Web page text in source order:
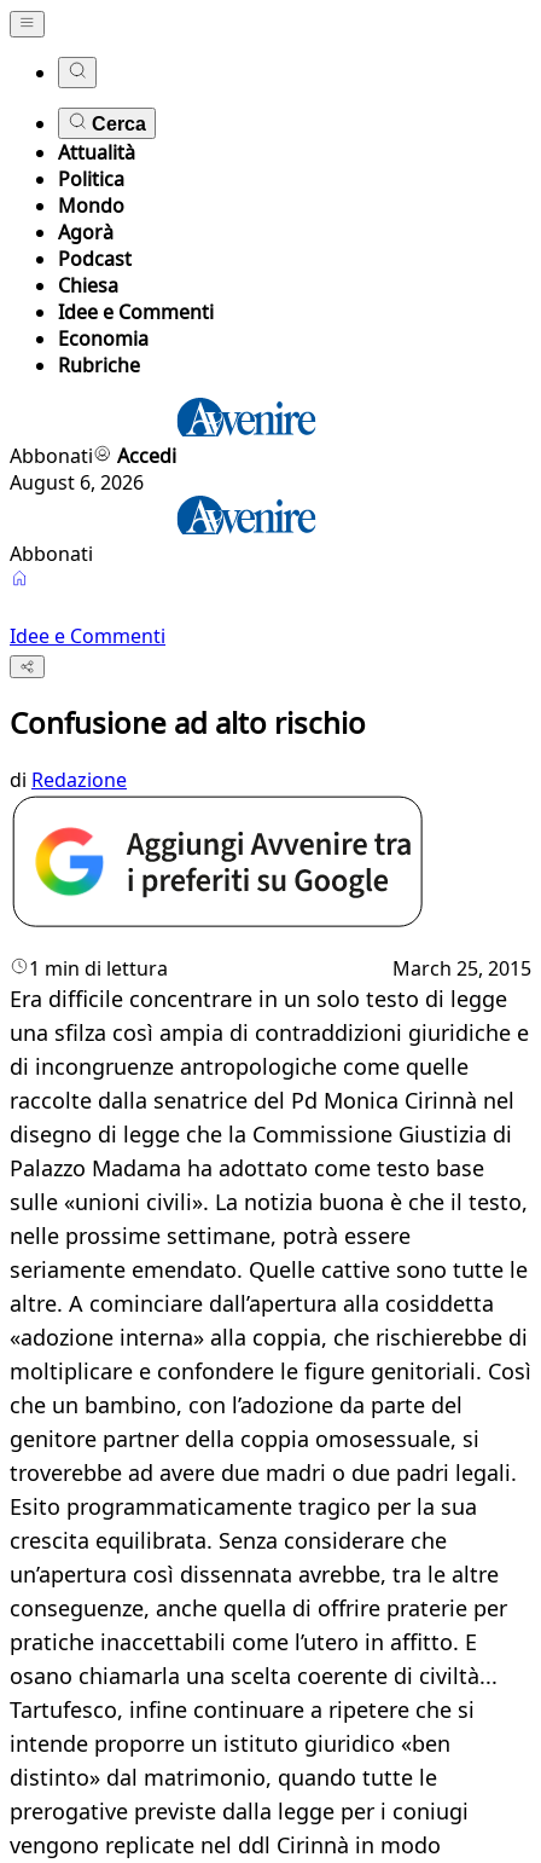
Cerca
Attualità
Politica
Mondo
Agorà
Podcast
Chiesa
Idee e Commenti
Economia
Rubriche
Abbonati
Accedi
August 6, 2026
Abbonati
Idee e Commenti
Confusione ad alto rischio
di Redazione
1 min di lettura March 25, 2015
Era difficile concentrare in un solo testo di legge
una sfilza così ampia di contraddizioni giuridiche e
di incongruenze antropologiche come quelle
raccolte dalla senatrice del Pd Monica Cirinnà nel
disegno di legge che la Commissione Giustizia di
Palazzo Madama ha adottato come testo base
sulle «unioni civili». La notizia buona è che il testo,
nelle prossime settimane, potrà essere
seriamente emendato. Quelle cattive sono tutte le
altre. A cominciare dall’apertura alla cosiddetta
«adozione interna» alla coppia, che rischierebbe di
moltiplicare e confondere le figure genitoriali. Così
che un bambino, con l’adozione da parte del
genitore partner della coppia omosessuale, si
troverebbe ad avere due madri o due padri legali.
Esito programmaticamente tragico per la sua
crescita equilibrata. Senza considerare che
un’apertura così dissennata avrebbe, tra le altre
conseguenze, anche quella di offrire praterie per
pratiche inaccettabili come l’utero in affitto. E
osano chiamarla una scelta coerente di civiltà...
Tartufesco, infine continuare a ripetere che si
intende proporre un istituto giuridico «ben
distinto» dal matrimonio, quando tutte le
prerogative previste dalla legge per i coniugi
vengono replicate nel ddl Cirinnà in modo